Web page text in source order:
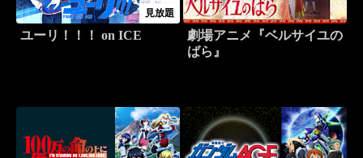
見放題
ユーリ！！！ on ICE
劇場アニメ『ベルサイユの
ばら』